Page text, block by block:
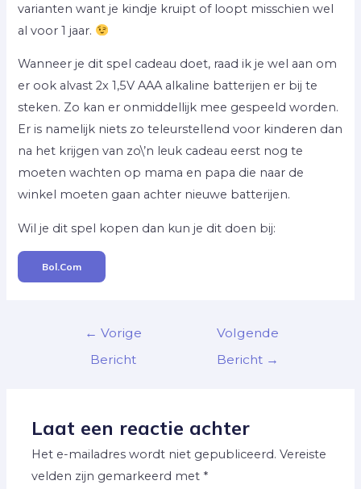
varianten want je kindje kruipt of loopt misschien wel
al voor 1 jaar.
Wanneer je dit spel cadeau doet, raad ik je wel aan om
er ook alvast 2x 1,5V AAA alkaline batterijen er bij te
steken. Zo kan er onmiddellijk mee gespeeld worden.
Er is namelijk niets zo teleurstellend voor kinderen dan
na het krijgen van zo\’n leuk cadeau eerst nog te
moeten wachten op mama en papa die naar de
winkel moeten gaan achter nieuwe batterijen.
Wil je dit spel kopen dan kun je dit doen bij:
Bol.com
← Vorige
Bericht
Volgende
Bericht →
Laat een reactie achter
Het e-mailadres wordt niet gepubliceerd. Vereiste
velden zijn gemarkeerd met *